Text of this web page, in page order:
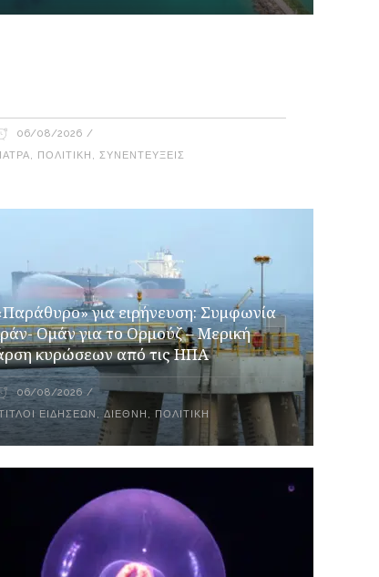
06/08/2026
, ΠΟΛΙΤΙΚΉ ,ΣΥΝΕΝΤΕΎΞΕΙΣ
για ειρήνευση: Συμφωνία
Ομάν για το Ορμούζ – Μερική
κυρώσεων από τις ΗΠΑ
06/08/2026
ΕΙΔΉΣΕΩΝ ,ΔΙΕΘΝΉ , ΠΟΛΙΤΙΚΉ